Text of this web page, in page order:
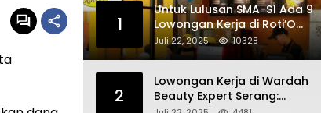
1
Untuk Lulusan SMA-S1 Ada 9
Lowongan Kerja di Roti’O
Penempatan Jabar, Banten
dan Jakarta
Juli 22, 2025 10328
2
Lowongan Kerja di Wardah
Beauty Expert Serang: